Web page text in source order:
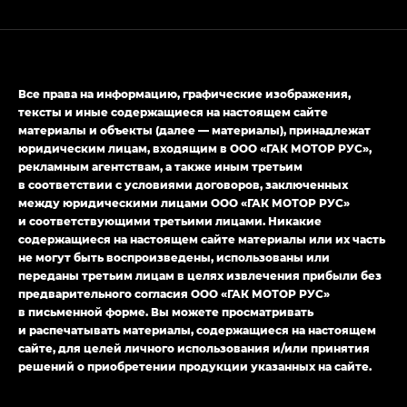
LOUNGE
Empow — Эмпау (Empow) в комплектации
Джи Эс — GS, Джи Эль с элементы экстерьера
в спортивном стиле — GL(S-Style)
Все права на информацию, графические изображения,
тексты и иные содержащиеся на настоящем сайте
материалы и объекты (далее — материалы), принадлежат
юридическим лицам, входящим в ООО «ГАК МОТОР РУС»,
рекламным агентствам, а также иным третьим
в соответствии с условиями договоров, заключенных
между юридическими лицами ООО «ГАК МОТОР РУС»
и соответствующими третьими лицами. Никакие
содержащиеся на настоящем сайте материалы или их часть
не могут быть воспроизведены, использованы или
переданы третьим лицам в целях извлечения прибыли без
предварительного согласия ООО «ГАК МОТОР РУС»
в письменной форме. Вы можете просматривать
и распечатывать материалы, содержащиеся на настоящем
сайте, для целей личного использования и/или принятия
решений о приобретении продукции указанных на сайте.